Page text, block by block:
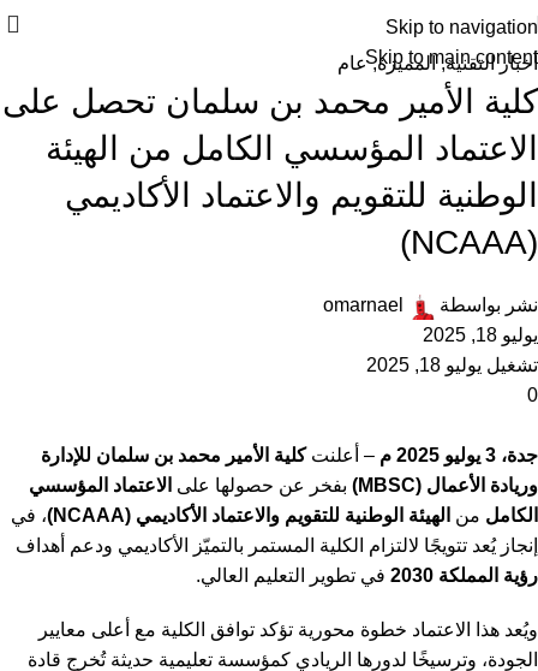
Skip to navigation
Skip to main content
أخبار التقنية,المميزة,عام
كلية الأمير محمد بن سلمان تحصل على
الاعتماد المؤسسي الكامل من الهيئة
الوطنية للتقويم والاعتماد الأكاديمي
(NCAAA)
نشر بواسطة
omarnael
يوليو 18, 2025
تشغيل يوليو 18, 2025
0
جدة، 3 يوليو 2025 م – أعلنتكلية الأمير محمد بن سلمان للإدارة
وريادة الأعمال (MBSC)
بفخر عن حصولها على الاعتماد المؤسسي
الكامل من الهيئة الوطنية للتقويم والاعتماد الأكاديمي (NCAAA)
، في
إنجاز يُعد تتويجًا لالتزام الكلية المستمر بالتميّز الأكاديمي ودعم أهداف
رؤية المملكة 2030
في تطوير التعليم العالي.
ويُعد هذا الاعتماد خطوة محورية تؤكد توافق الكلية مع أعلى معايير
الجودة، وترسيخًا لدورها الريادي كمؤسسة تعليمية حديثة تُخرج قادة